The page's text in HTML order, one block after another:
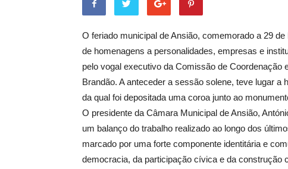
O feriado municipal de Ansião, comemorado a 29
de homenagens a personalidades, empresas e
pelo vogal executivo da Comissão de Coordenação
Brandão. A anteceder a sessão solene, teve lugar
da qual foi depositada uma coroa junto ao
O presidente da Câmara Municipal de Ansião,
um balanço do trabalho realizado ao longo dos
marcado por uma forte componente identitária e
democracia, da participação cívica e da construção